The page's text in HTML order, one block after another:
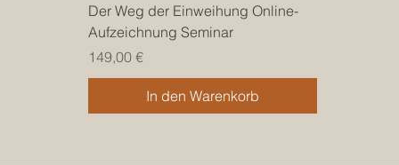
Der Weg der Einweihung Online-
Aufzeichnung Seminar
Preis
149,00 €
In den Warenkorb